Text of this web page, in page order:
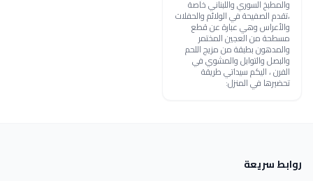
والمطبخ السوري واللبناني خاصة
،تقدم الصفيحة في الولائم والحفلات
والأعراس وهي عبارة عن قطع
مسطحة من العجين المختمر
والمدهون بطبقة من مزيج اللحم
والبصل والتوابل والمشوي في
الفرن ، اليكم سيداتي طريقة
تحضيرها في المنزل:
روابط سريعة